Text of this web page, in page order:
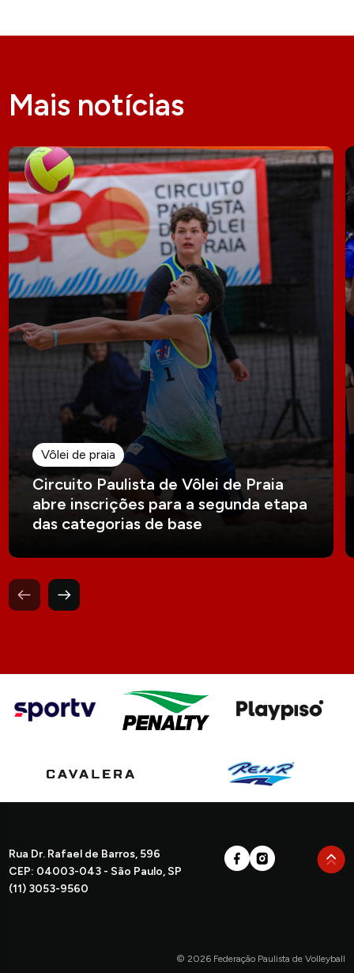
Mais notícias
Vôlei de praia
Circuito Paulista de Vôlei de Praia
abre inscrições para a segunda etapa
das categorias de base
Rua Dr. Rafael de Barros, 596
CEP: 04003-043 - São Paulo, SP
(11) 3053-9560
© 2026 Federação Paulista de Volleyball